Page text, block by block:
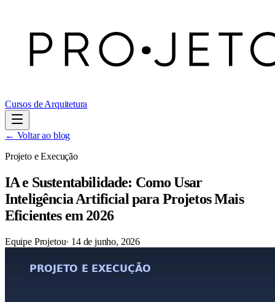
Cursos de Arquitetura
← Voltar ao blog
Projeto e Execução
IA e Sustentabilidade: Como Usar
Inteligência Artificial para Projetos Mais
Eficientes em 2026
Equipe Projetou· 14 de junho, 2026